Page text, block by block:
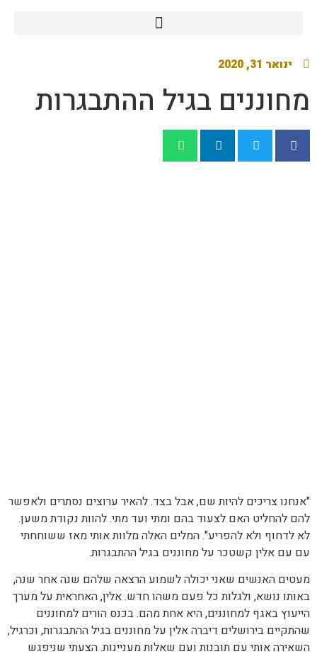
ינואר 31, 2020
מחוננים בגיל ההתבגרות
"אנחנו צריכים להיות שם, אבל בצד. להאיר ערוצים נסתרים ולאפשר
להם להחליט האם לצעוד בהם ומתי ועד מתי. להוות נקודת משען.
לא לדחוף ולא להפריע". המלים האלה מלוות אותי מאז ששוחחתי
עם עם אלין קשטכר על מחוננים בגיל ההתבגרות.
מעטים האנשים שאני יכולה לשמוע הרצאה שלהם שנה אחר שנה,
באותו נושא, ולגלות כל פעם משהו חדש. אלין, האחראית על מערך
הייעוץ באגף למחוננים, היא אחת מהם. בכנס הורים למחוננים
שהתקיים בירושלים דיברה אלין על מחוננים בגיל ההתבגרות, וכרגיל,
השאירה אותי עם תובנות ועם שאלות מעניינות. הצעתי שניפגש